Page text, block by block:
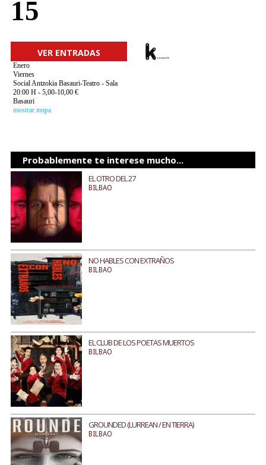
15
VER ENTRADAS
Enero
Viernes
Social Antzokia Basauri-Teatro - Sala
20:00 H - 5,00-10,00 €
Basauri
mostrar mapa
Probablemente te interese mucho...
EL OTRO DEL 27
BILBAO
NO HABLES CON EXTRAÑOS
BILBAO
EL CLUB DE LOS POETAS MUERTOS
BILBAO
GROUNDED (LURREAN / EN TIERRA)
BILBAO